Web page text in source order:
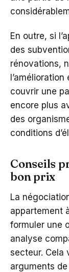
En outre, si
des
rénovations,
couvrir une
encore plus
des
conditions
Conseils
bon prix
La
appartement
formuler une
analyse
secteur. Cela
arguments